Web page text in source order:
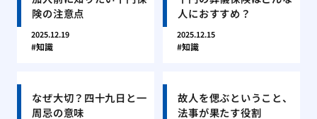
険の注意点
2025.12.19
知識
人におすすめ？
2025.12.15
知識
なぜ大切？四十九日と一
周忌の意味
故人を偲ぶということ、
法事が果たす役割